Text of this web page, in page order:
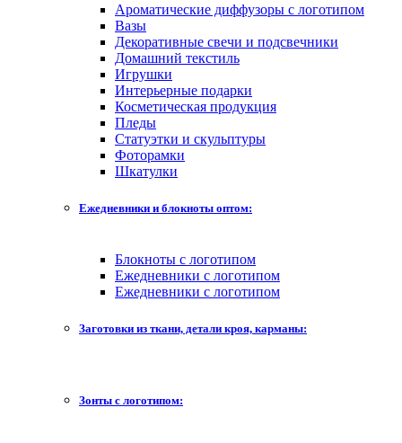
Ароматические диффузоры с логотипом
Вазы
Декоративные свечи и подсвечники
Домашний текстиль
Игрушки
Интерьерные подарки
Косметическая продукция
Пледы
Статуэтки и скульптуры
Фоторамки
Шкатулки
Ежедневники и блокноты оптом:
Блокноты с логотипом
Ежедневники с логотипом
Ежедневники с логотипом
Заготовки из ткани, детали кроя, карманы:
Зонты с логотипом: